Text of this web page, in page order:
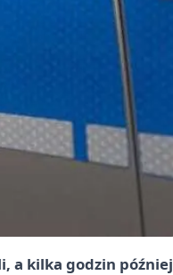
a kilka godzin później